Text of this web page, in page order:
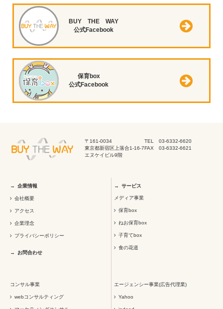
BUY THE WAY
公式Facebook
保育box
公式Facebook
〒161-0034
東京都新宿区上落合1-16-7
エヌケイビル9階
TEL 03-6332-6620
FAX 03-6332-6621
企業情報
会社概要
アクセス
企業理念
プライバシーポリシー
お問合わせ
サービス
メディア事業
保育box
ねお保育box
子育てbox
食の花道
コンサル事業
webコンサルティング
エージェンシー事業(広告代理業)
Yahoo